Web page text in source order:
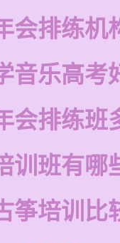
会排练机
音乐高考
会排练班
训班有哪
筝培训比